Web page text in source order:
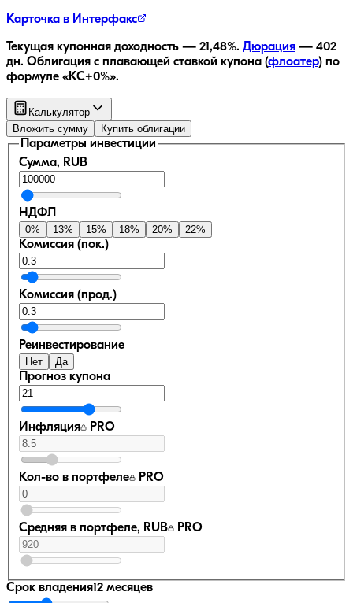
Карточка в Интерфакс
Текущая купонная доходность — 21,48%. Дюрация — 402
дн. Облигация с плавающей ставкой купона (флоатер) по
формуле «КС+0%».
Калькулятор
Вложить сумму
Купить облигации
Параметры инвестиции
Сумма, RUB
НДФЛ
0% 13% 15% 18% 20% 22%
Комиссия (пок.)
Комиссия (прод.)
Реинвестирование
Нет Да
Прогноз купона
Инфляция PRO
Кол-во в портфеле PRO
Средняя в портфеле, RUB PRO
Срок владения12 месяцев